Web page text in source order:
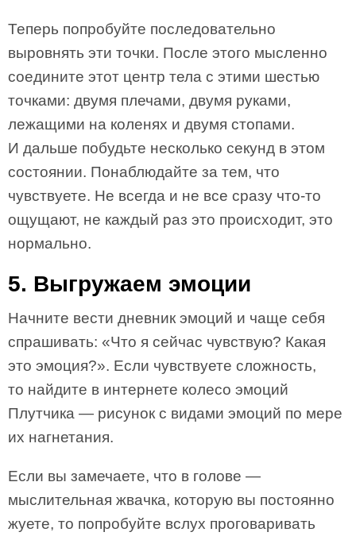
Теперь попробуйте последовательно
выровнять эти точки. После этого мысленно
соедините этот центр тела с этими шестью
точками: двумя плечами, двумя руками,
лежащими на коленях и двумя стопами.
И дальше побудьте несколько секунд в этом
состоянии. Понаблюдайте за тем, что
чувствуете. Не всегда и не все сразу что-то
ощущают, не каждый раз это происходит, это
нормально.
5. Выгружаем эмоции
Начните вести дневник эмоций и чаще себя
спрашивать: «Что я сейчас чувствую? Какая
это эмоция?». Если чувствуете сложность,
то найдите в интернете колесо эмоций
Плутчика — рисунок с видами эмоций по мере
их нагнетания.
Если вы замечаете, что в голове —
мыслительная жвачка, которую вы постоянно
жуете, то попробуйте вслух проговаривать